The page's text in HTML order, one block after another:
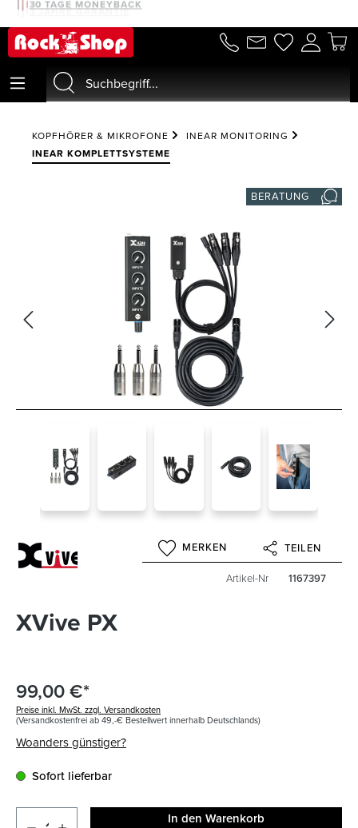
30 TAGE MONEYBACK
KOPFHÖRER & MIKROFONE
INEAR MONITORING
INEAR KOMPLETTSYSTEME
BERATUNG
MERKEN TEILEN
Artikel-Nr 1167397
XVive PX
99,00 €*
Preise inkl. MwSt. zzgl. Versandkosten
(Versandkostenfrei ab 49,-€ Bestellwert innerhalb Deutschlands)
Woanders günstiger?
Sofort lieferbar
In den Warenkorb